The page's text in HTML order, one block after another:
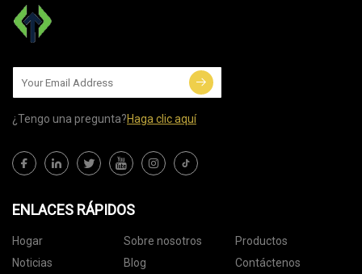
¿Tengo una pregunta?Haga clic aquí
ENLACES RÁPIDOS
Hogar Sobre nosotros
Productos
Noticias
Blog
Contáctenos